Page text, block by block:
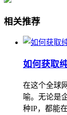
相关推荐
如何获取
在这个全球
喻。无论是
种IP，都能